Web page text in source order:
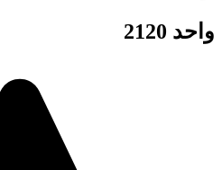
واحد 2120